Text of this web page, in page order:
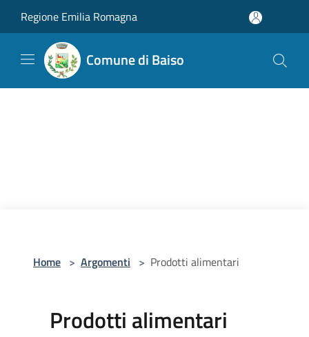
Regione Emilia Romagna
Comune di Baiso
Home > Argomenti > Prodotti alimentari
Prodotti alimentari